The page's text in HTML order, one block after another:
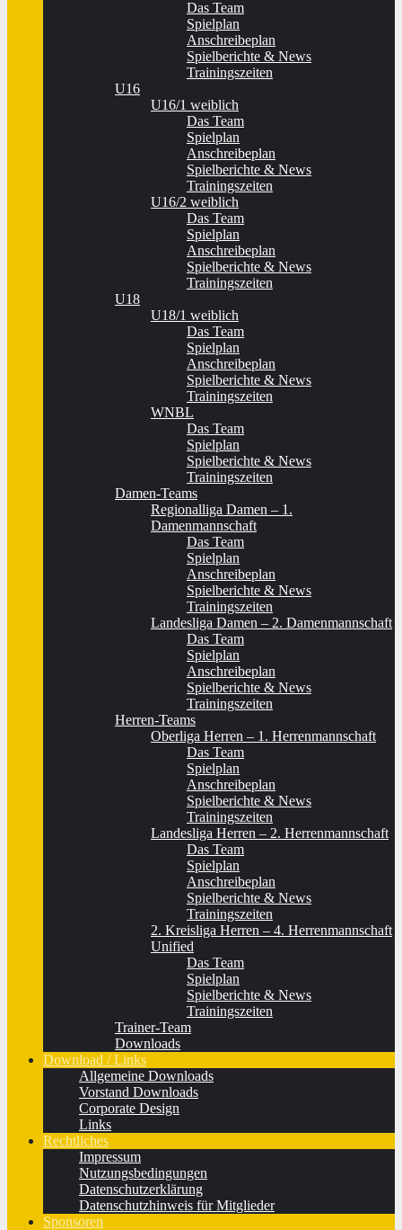
Das Team
Spielplan
Anschreibeplan
Spielberichte & News
Trainingszeiten
U16
U16/1 weiblich
Das Team
Spielplan
Anschreibeplan
Spielberichte & News
Trainingszeiten
U16/2 weiblich
Das Team
Spielplan
Anschreibeplan
Spielberichte & News
Trainingszeiten
U18
U18/1 weiblich
Das Team
Spielplan
Anschreibeplan
Spielberichte & News
Trainingszeiten
WNBL
Das Team
Spielplan
Spielberichte & News
Trainingszeiten
Damen-Teams
Regionalliga Damen – 1.
Damenmannschaft
Das Team
Spielplan
Anschreibeplan
Spielberichte & News
Trainingszeiten
Landesliga Damen – 2. Damenmannschaft
Das Team
Spielplan
Anschreibeplan
Spielberichte & News
Trainingszeiten
Herren-Teams
Oberliga Herren – 1. Herrenmannschaft
Das Team
Spielplan
Anschreibeplan
Spielberichte & News
Trainingszeiten
Landesliga Herren – 2. Herrenmannschaft
Das Team
Spielplan
Anschreibeplan
Spielberichte & News
Trainingszeiten
2. Kreisliga Herren – 4. Herrenmannschaft
Unified
Das Team
Spielplan
Spielberichte & News
Trainingszeiten
Trainer-Team
Downloads
Download / Links
Allgemeine Downloads
Vorstand Downloads
Corporate Design
Links
Rechtliches
Impressum
Nutzungsbedingungen
Datenschutzerklärung
Datenschutzhinweis für Mitglieder
Sponsoren